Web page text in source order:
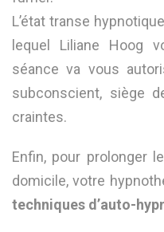
L’état transe
lequel Liliane Hoog
séance va vous
subconscient, siège
craintes.
Enfin, pour prolonger
domicile, votre
techniques d’auto-